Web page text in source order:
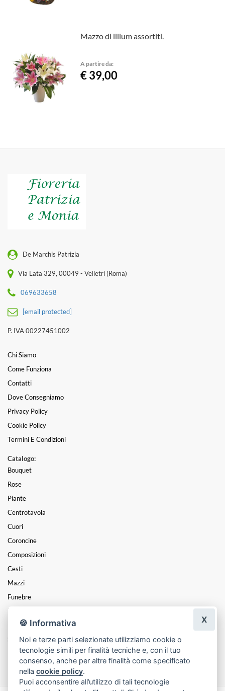
Mazzo di lilium assortiti.
A partire da:
€ 39,00
De Marchis Patrizia
Via Lata 329, 00049 - Velletri (Roma)
069633658
[email protected]
P. IVA 00227451002
Chi Siamo
Come Funziona
Contatti
Dove Consegniamo
Privacy Policy
Cookie Policy
Termini E Condizioni
Catalogo:
Bouquet
Rose
Piante
Centrotavola
Cuori
Coroncine
Composizioni
Cesti
Mazzi
Funebre
Natale
Festa Della Donna
San Valentino
Festa Della Mamma
🍪 Informativa
Noi e terze parti selezionate utilizziamo cookie o
tecnologie simili per finalità tecniche e, con il tuo
consenso, anche per altre finalità come specificato
nellacookie policy.
Puoi acconsentire all’utilizzo di tali tecnologie
X